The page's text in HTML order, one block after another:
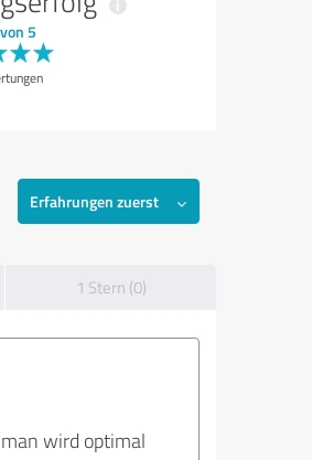
5
Erfahrungen zuerst
1 Stern (0)
wird optimal